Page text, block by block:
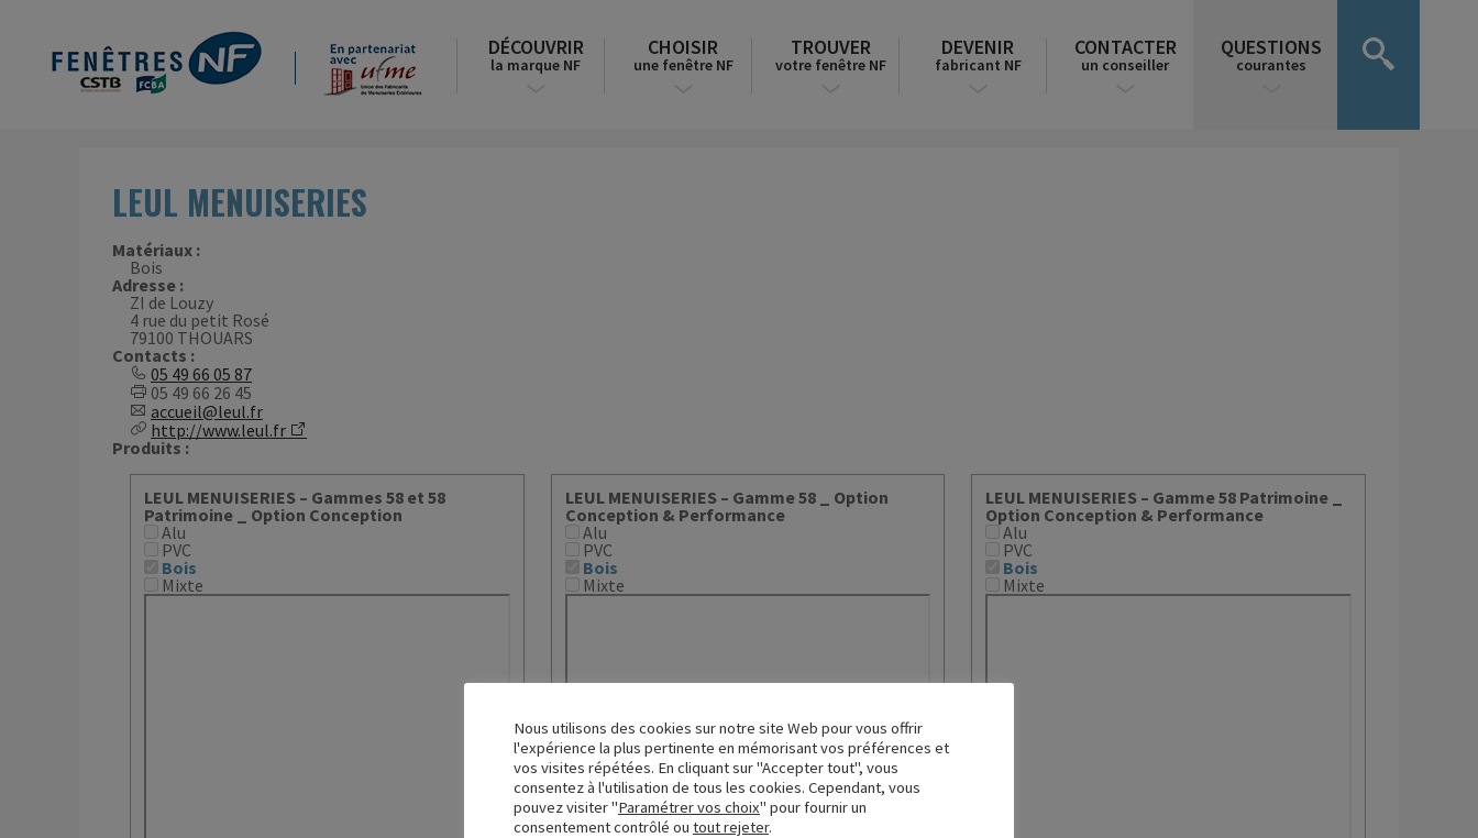
DÉCOUVRIR
la marque NF
CHOISIR
une fenêtre NF
TROUVER
votre fenêtre NF
DEVENIR
fabricant NF
CONTACTER
un conseiller
QUESTIONS
courantes
LEUL MENUISERIES
Matériaux :
Bois
Adresse :
ZI de Louzy
4 rue du petit Rosé
79100 THOUARS
Contacts :
05 49 66 05 87
05 49 66 26 45
accueil@leul.fr
http://www.leul.fr
Produits :
LEUL MENUISERIES – Gammes 58 et 58
Patrimoine _ Option Conception
Alu
PVC
Bois
Mixte
LEUL MENUISERIES – Gamme 58 _ Option
Conception & Performance
Alu
PVC
Bois
Mixte
LEUL MENUISERIES – Gamme 58 Patrimoine _
Option Conception & Performance
Alu
PVC
Bois
Mixte
Nous utilisons des cookies sur notre site Web pour vous offrir
l'expérience la plus pertinente en mémorisant vos préférences et
vos visites répétées. En cliquant sur "Accepter tout", vous
consentez à l'utilisation de tous les cookies. Cependant, vous
pouvez visiter "Paramétrer vos choix" pour fournir un
consentement contrôlé ou tout rejeter.